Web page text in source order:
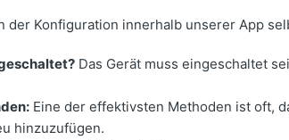
der Konfiguration innerhalb unserer App
Das Gerät muss eingeschaltet
Eine der effektivsten Methoden ist oft,
hinzuzufügen.